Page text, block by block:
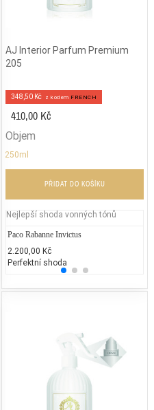
Gucci - Gucci Envy Me
2.000,00 Kč
25% běžných vonných tónů
AJ Interior Parfum Premium
205
348,50 Kč z kodem FRENCH
410,00 Kč
Objem
250ml
PŘIDAT DO KOŠÍKU
Nejlepší shoda vonných tónů
Paco Rabanne Invictus
2.200,00 Kč
Perfektní shoda